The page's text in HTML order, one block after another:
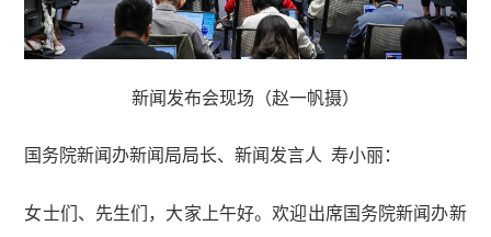
新闻发布会现场（赵一帆摄）
国务院新闻办新闻局局长、新闻发言人 寿小丽 ：
女士们、先生们，大家上午好。欢迎出席国务院新闻办新